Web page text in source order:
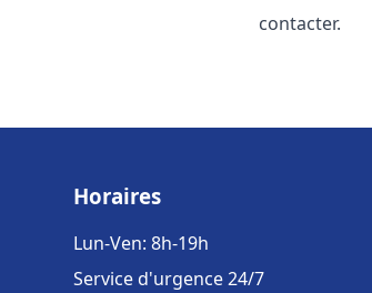
contacter.
Horaires
Lun-Ven: 8h-19h
Service d'urgence 24/7